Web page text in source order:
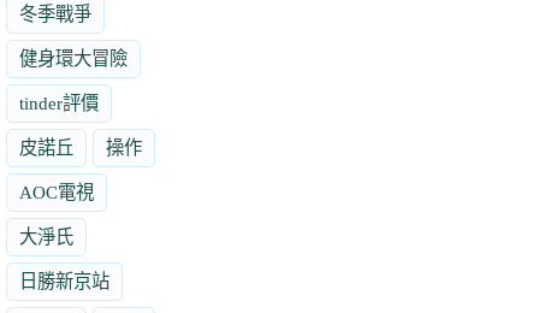
冬季戰爭
健身環大冒險
tinder評價
皮諾丘 操作
AOC電視
大淨氏
日勝新京站